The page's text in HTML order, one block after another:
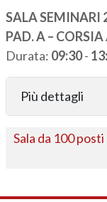
SALA SEMINARI
PAD. A – CORSIA
Durata: 09:30-
Più dettagli
Sala da 100